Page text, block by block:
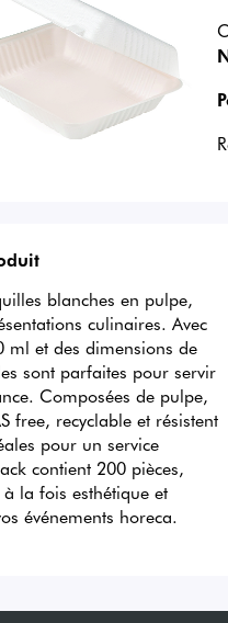
blanches en pulpe,
culinaires. Avec
ml et des dimensions de
sont parfaites pour servir
Composées de pulpe,
free, recyclable et résistent
pour un service
contient 200 pièces,
la fois esthétique et
événements horeca.